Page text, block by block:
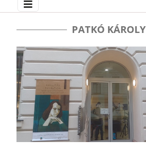
PATKÓ KÁROLY